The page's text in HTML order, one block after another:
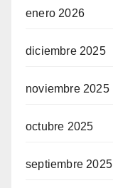
enero 2026
diciembre 2025
noviembre 2025
octubre 2025
septiembre 2025